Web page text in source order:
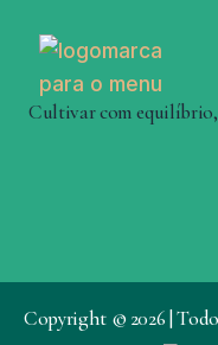
Cultivar com equilíbrio,
Copyright © 2026 |